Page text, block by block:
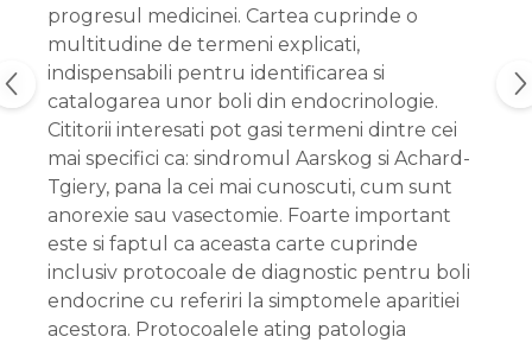
progresul medicinei. Cartea cuprinde o
multitudine de termeni explicati,
indispensabili pentru identificarea si
catalogarea unor boli din endocrinologie.
Cititorii interesati pot gasi termeni dintre cei
mai specifici ca: sindromul Aarskog si Achard-
Tgiery, pana la cei mai cunoscuti, cum sunt
anorexie sau vasectomie. Foarte important
este si faptul ca aceasta carte cuprinde
inclusiv protocoale de diagnostic pentru boli
endocrine cu referiri la simptomele aparitiei
acestora. Protocoalele ating patologia